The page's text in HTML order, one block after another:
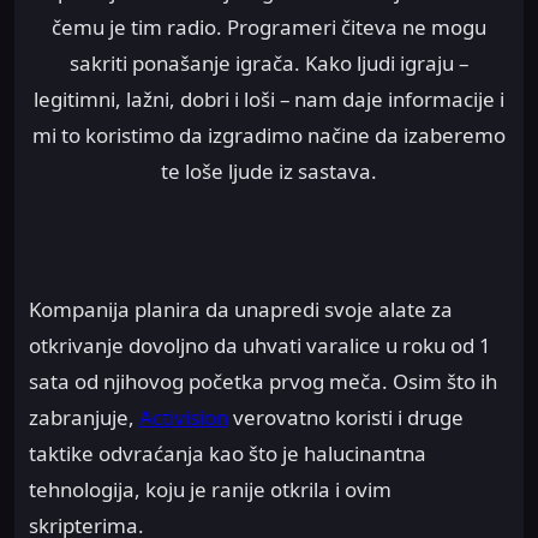
čemu je tim radio. Programeri čiteva ne mogu
sakriti ponašanje igrača. Kako ljudi igraju –
legitimni, lažni, dobri i loši – nam daje informacije i
mi to koristimo da izgradimo načine da izaberemo
te loše ljude iz sastava.
Kompanija planira da unapredi svoje alate za
otkrivanje dovoljno da uhvati varalice u roku od 1
sata od njihovog početka prvog meča. Osim što ih
zabranjuje, Activision verovatno koristi i druge
taktike odvraćanja kao što je halucinantna
tehnologija, koju je ranije otkrila i ovim
skripterima.